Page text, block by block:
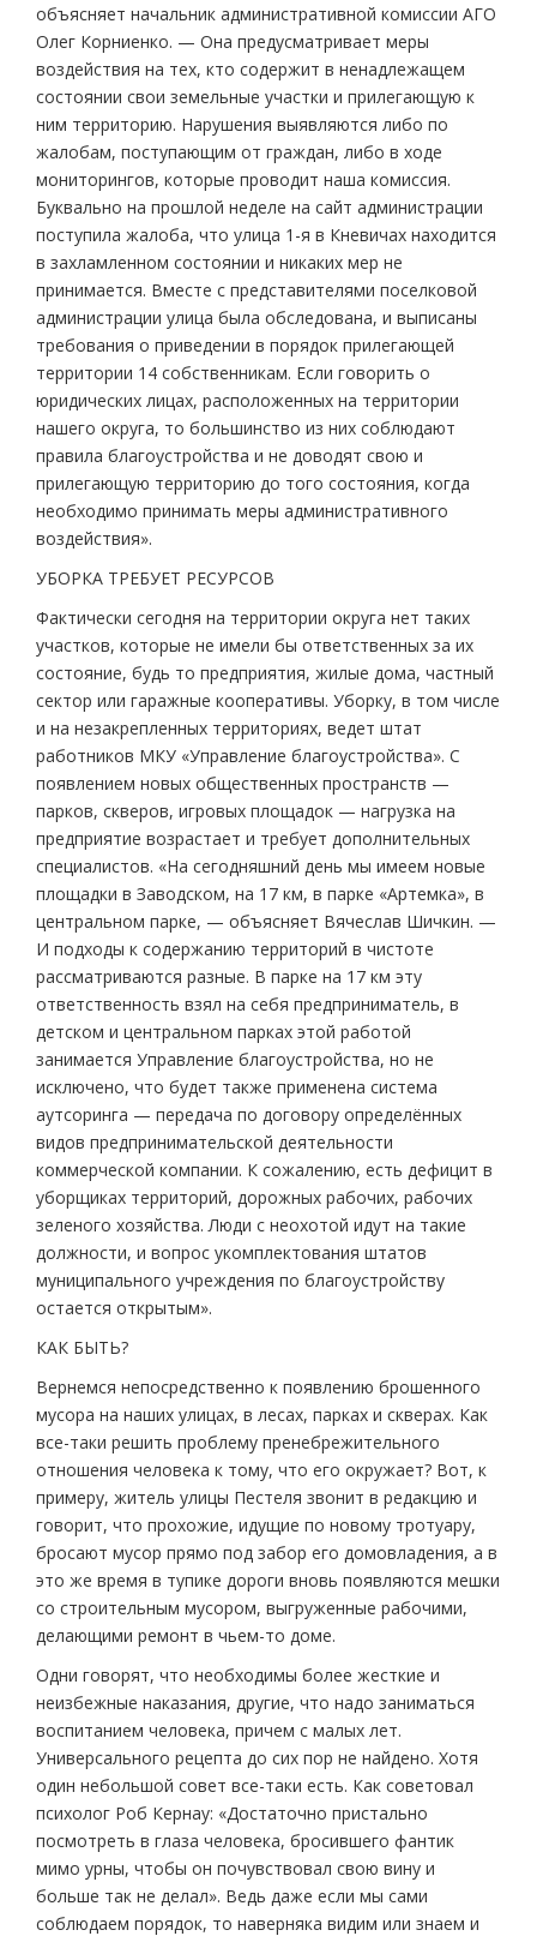
объясняет начальник административной комиссии АГО
Олег Корниенко. — Она предусматривает меры
воздействия на тех, кто содержит в ненадлежащем
состоянии свои земельные участки и прилегающую к
ним территорию. Нарушения выявляются либо по
жалобам, поступающим от граждан, либо в ходе
мониторингов, которые проводит наша комиссия.
Буквально на прошлой неделе на сайт администрации
поступила жалоба, что улица 1-я в Кневичах находится
в захламленном состоянии и никаких мер не
принимается. Вместе с представителями поселковой
администрации улица была обследована, и выписаны
требования о приведении в порядок прилегающей
территории 14 собственникам. Если говорить о
юридических лицах, расположенных на территории
нашего округа, то большинство из них соблюдают
правила благоустройства и не доводят свою и
прилегающую территорию до того состояния, когда
необходимо принимать меры административного
воздействия».
УБОРКА ТРЕБУЕТ РЕСУРСОВ
Фактически сегодня на территории округа нет таких
участков, которые не имели бы ответственных за их
состояние, будь то предприятия, жилые дома, частный
сектор или гаражные кооперативы. Уборку, в том числе
и на незакрепленных территориях, ведет штат
работников МКУ «Управление благоустройства». С
появлением новых общественных пространств —
парков, скверов, игровых площадок — нагрузка на
предприятие возрастает и требует дополнительных
специалистов. «На сегодняшний день мы имеем новые
площадки в Заводском, на 17 км, в парке «Артемка», в
центральном парке, — объясняет Вячеслав Шичкин. —
И подходы к содержанию территорий в чистоте
рассматриваются разные. В парке на 17 км эту
ответственность взял на себя предприниматель, в
детском и центральном парках этой работой
занимается Управление благоустройства, но не
исключено, что будет также применена система
аутсоринга — передача по договору определённых
видов предпринимательской деятельности
коммерческой компании. К сожалению, есть дефицит в
уборщиках территорий, дорожных рабочих, рабочих
зеленого хозяйства. Люди с неохотой идут на такие
должности, и вопрос укомплектования штатов
муниципального учреждения по благоустройству
остается открытым».
КАК БЫТЬ?
Вернемся непосредственно к появлению брошенного
мусора на наших улицах, в лесах, парках и скверах. Как
все-таки решить проблему пренебрежительного
отношения человека к тому, что его окружает? Вот, к
примеру, житель улицы Пестеля звонит в редакцию и
говорит, что прохожие, идущие по новому тротуару,
бросают мусор прямо под забор его домовладения, а в
это же время в тупике дороги вновь появляются мешки
со строительным мусором, выгруженные рабочими,
делающими ремонт в чьем-то доме.
Одни говорят, что необходимы более жесткие и
неизбежные наказания, другие, что надо заниматься
воспитанием человека, причем с малых лет.
Универсального рецепта до сих пор не найдено. Хотя
один небольшой совет все-таки есть. Как советовал
психолог Роб Кернау: «Достаточно пристально
посмотреть в глаза человека, бросившего фантик
мимо урны, чтобы он почувствовал свою вину и
больше так не делал». Ведь даже если мы сами
соблюдаем порядок, то наверняка видим или знаем и